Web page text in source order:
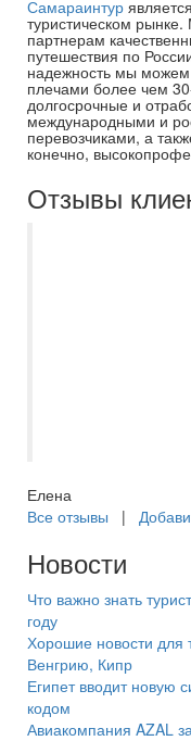
Самараинтур
туристическом
партнерам
путешествия по
надежность мы можем
плечами более чем
долгосрочные и
международными и
перевозчиками, а
конечно,
Отзывы
Елена
Все отзывы |
Новости
Что важно знать
году
Хорошие новости для
Венгрию, Кипр
Египет вводит новую
кодом
Авиакомпания AZAL